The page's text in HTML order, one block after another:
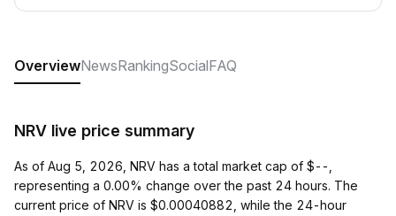
OverviewNewsRankingSocialFAQ
NRV live price summary
As of Aug 5, 2026, NRV has a total market cap of $--,
representing a 0.00% change over the past 24 hours. The
current price of NRV is $0.00040882, while the 24-hour